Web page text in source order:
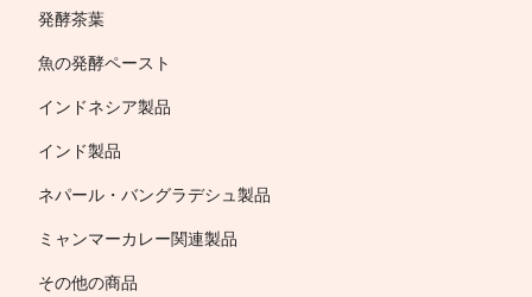
発酵茶葉
魚の発酵ペースト
インドネシア製品
インド製品
ネパール・バングラデシュ製品
ミャンマーカレー関連製品
その他の商品